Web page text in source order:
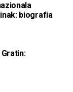
biografia